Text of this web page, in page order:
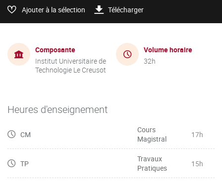
Ajouter à la sélection Télécharger
Composante
Institut Universitaire de
Technologie Le Creusot
Volume horaire
32h
Heures d'enseignement
CM
Cours
Magistral
17h
TP
Travaux
Pratiques
15h